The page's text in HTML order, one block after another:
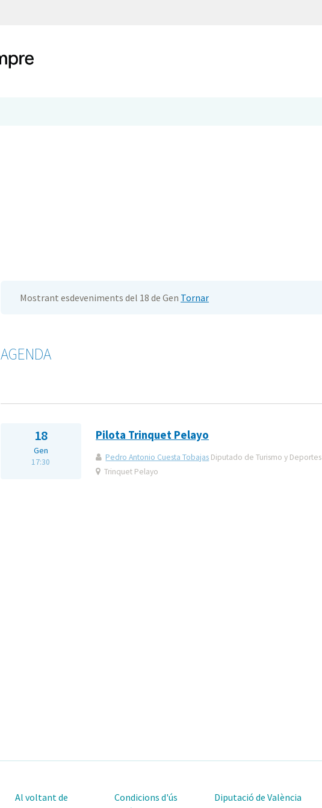
Mostrant esdeveniments del 18 de Gen Tornar
AGENDA
18
Gen
17:30
Pilota Trinquet Pelayo
Pedro Antonio Cuesta Tobajas Diputado de Turismo y Deportes
Trinquet Pelayo
Al voltant de
Condicions d'ús
Diputació de València